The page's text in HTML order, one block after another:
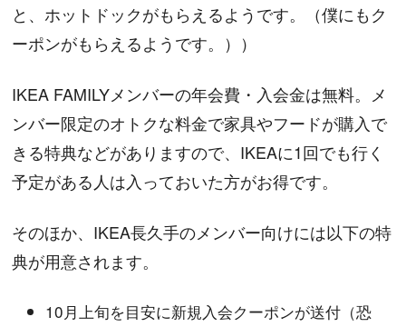
と、ホットドックがもらえるようです。（僕にもク
ーポンがもらえるようです。））
IKEA FAMILYメンバーの年会費・入会金は無料。メ
ンバー限定のオトクな料金で家具やフードが購入で
きる特典などがありますので、IKEAに1回でも行く
予定がある人は入っておいた方がお得です。
そのほか、IKEA長久手のメンバー向けには以下の特
典が用意されます。
10月上旬を目安に新規入会クーポンが送付（恐